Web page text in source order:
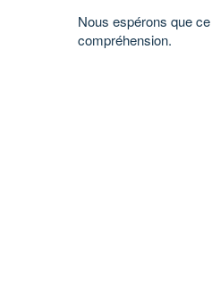
Nous espérons que
compréhension.